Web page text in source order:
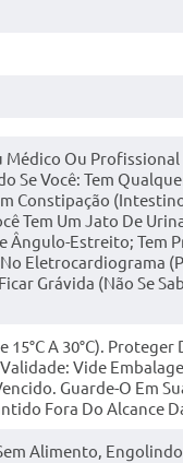
Ou Profissional
Se Você: Tem
Constipação
Tem Um Jato De
Ângulo-Estreito; Tem
No Eletrocardiograma
Grávida (não Se
A 30°C). Proteger
Vide
Guarde-O Em
Fora Do Alcance
Alimento,